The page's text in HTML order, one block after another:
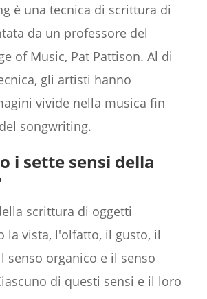
è una tecnica di scrittura di
da un professore del
of Music, Pat Pattison. Al di
gli artisti hanno
vivide nella musica fin
songwriting.
i sette sensi della
scrittura di oggetti
la vista, l'olfatto, il gusto, il
senso organico e il senso
di questi sensi e il loro